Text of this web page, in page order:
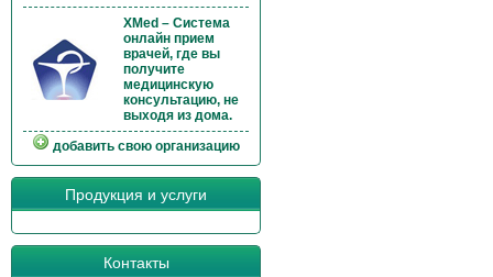
XMed – Система
онлайн прием
врачей, где вы
получите
медицинскую
консультацию, не
выходя из дома.
добавить свою организацию
Продукция и услуги
Контакты